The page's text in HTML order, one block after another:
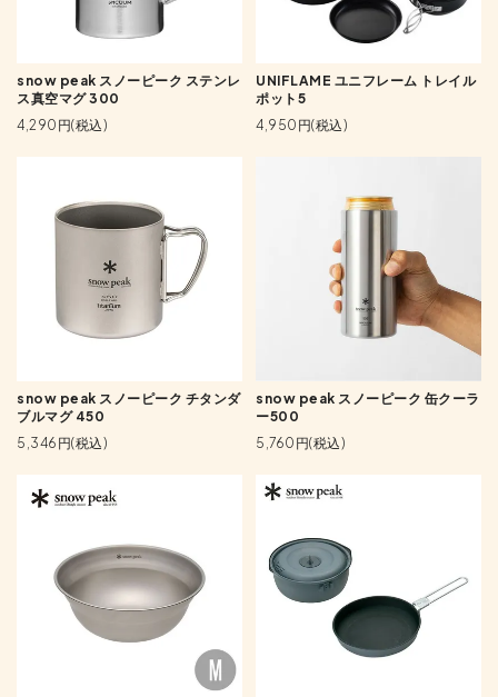
snow peak スノーピーク ステンレ
ス真空マグ 300
4,290円(税込)
UNIFLAME ユニフレーム トレイル
ポット5
4,950円(税込)
snow peak スノーピーク チタンダ
ブルマグ 450
5,346円(税込)
snow peak スノーピーク 缶クーラ
ー500
5,760円(税込)